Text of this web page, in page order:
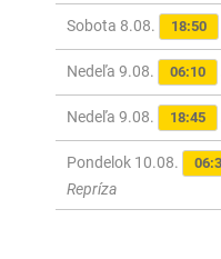
Sobota 8.08. 18:50
Nedeľa 9.08. 06:10
Nedeľa 9.08. 18:45
Pondelok 10.08.
Repríza